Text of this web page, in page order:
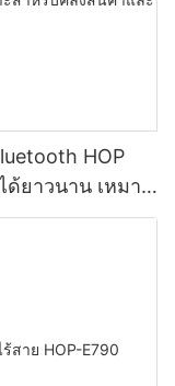
HOP
ด้ยาวนาน เหมาะ